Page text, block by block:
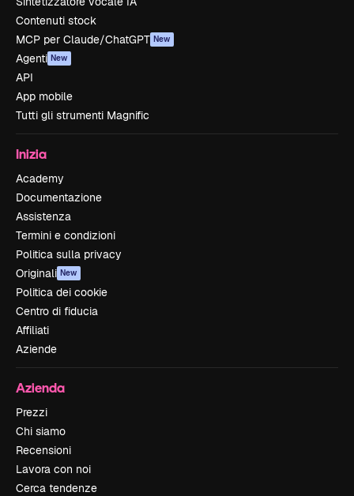
Contenuti stock
MCP per Claude/ChatGPT New
Agenti New
API
App mobile
Tutti gli strumenti Magnific
Inizia
Academy
Documentazione
Assistenza
Termini e condizioni
Politica sulla privacy
Originali New
Politica dei cookie
Centro di fiducia
Affiliati
Aziende
Azienda
Prezzi
Chi siamo
Recensioni
Lavora con noi
Cerca tendenze